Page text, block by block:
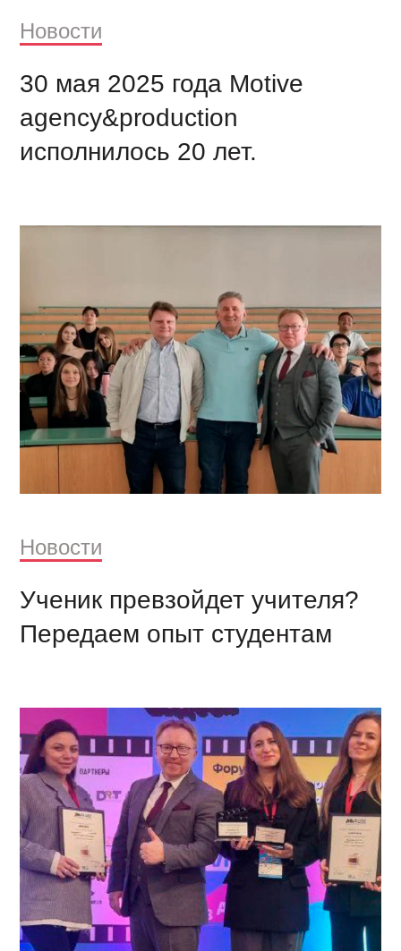
Новости
30 мая 2025 года Motive
agency&production
исполнилось 20 лет.
Новости
Ученик превзойдет учителя?
Передаем опыт студентам